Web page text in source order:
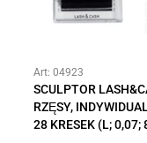
Art: 04923
SCULPTOR
RZĘSY,
28 KRESEK (L; 0,07;